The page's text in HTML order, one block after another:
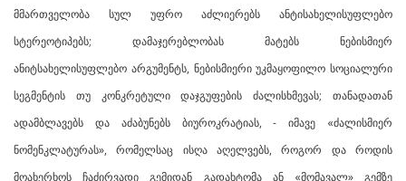
მმართველობა სულ უფრო აძლიერებს ანტისახელისუფლებო
სტერეოტიპებს; დამაჯერებლობას მატებს ნებისმიერ
ანიტსახელისუფლებო არგუმენტს, ნებისმიერი უკმაყოფილო სოციალური
სეგმენტის თუ კონკრეტული დაჯგუფების ძალისხმევას; თანადათან
ადამბლავებს და აძაბუნებს ბიუროკრატიას, - იმავე «ძალისმიერ
ნომენკლატურას», რომელსაც ისღა აღელვებს, როგორ და როდის
მოახერხოს ჩაძირვადი გემიდან გადახტომა ან «მომავალ» გემზე